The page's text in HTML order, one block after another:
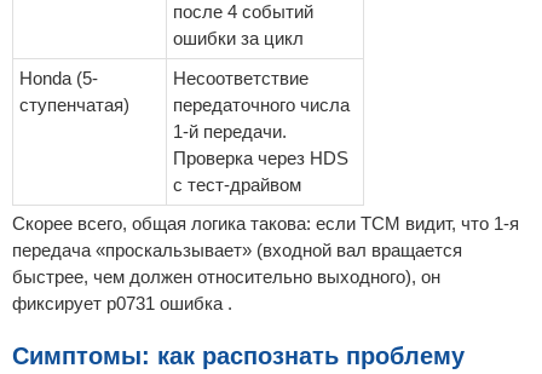
после 4 событий
ошибки за цикл
Honda (5-
ступенчатая)
Несоответствие
передаточного числа
1-й передачи.
Проверка через HDS
с тест-драйвом
Скорее всего, общая логика такова: если TCM видит, что 1-я
передача «проскальзывает» (входной вал вращается
быстрее, чем должен относительно выходного), он
фиксирует p0731 ошибка .
Симптомы: как распознать проблему